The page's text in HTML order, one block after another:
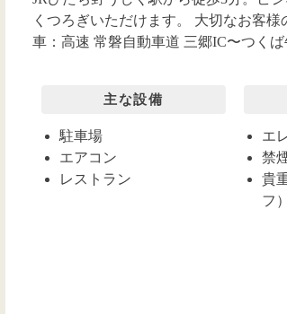
くつろぎいただけます。 大切なお客様
車：高速 常磐自動車道 三郷IC〜つく
主な設備
駐車場
エアコン
レストラン
エ
禁
貴
フ）